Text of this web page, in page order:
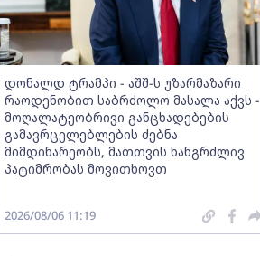
დონალდ ტრამპი - აშშ-ს უზარმაზარი
რაოდენობით საბრძოლო მასალა აქვს -
მოღალატეობრივი განცხადებების
გამავრცელებლების ძებნა
მიმდინარეობს, მათთვის ხანგრძლივ
პატიმრობას მოვითხოვთ
2026/08/06 11:19